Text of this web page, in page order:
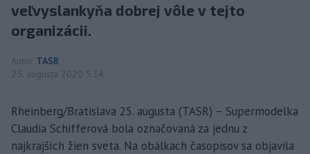
veľvyslankyňa dobrej vôle v tejto
organizácii.
Autor TASR
25. augusta 2020 5:14
Rheinberg/Bratislava 25. augusta (TASR) – Supermodelka
Claudia Schifferová bola označovaná za jednu z
najkrajších žien sveta. Na obálkach časopisov sa objavila